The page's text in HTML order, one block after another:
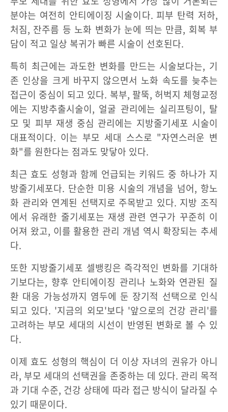
분야는 여전히 안티에이징 시술이다. 피부 탄력 저하,
처짐, 잔주름 등 노화 변화가 눈에 띄는 만큼, 회복 부
담이 적고 일상 복귀가 빠른 시술이 선호된다.
특히 최근에는 과도한 변화를 만드는 시술보다는, 기
존 인상을 크게 바꾸지 않으면서 노화 속도를 늦추는
접근이 중심이 되고 있다. 복부, 팔뚝, 허벅지 체형교정
에는 지방추출시술이, 얼굴 관리에는 실리프팅이, 탈
모 및 피부 재생 중심 관리에는 지방줄기세포 시술이
대표적이다. 이는 부모 세대 스스로 "자연스러운 변
화"를 원한다는 점과도 맞닿아 있다.
최근 효도 성형과 함께 언급되는 키워드 중 하나가 지
방줄기세포다. 단순한 미용 시술의 개념을 넘어, 항노
화 관리와 연계된 선택지로 주목받고 있다. 지방 조직
에서 유래한 줄기세포는 재생 관련 연구가 꾸준히 이
어져 왔고, 이를 활용한 관리 개념 역시 확장되는 추세
다.
또한 지방줄기세포 셀뱅킹은 즉각적인 변화를 기대하
기보다는, 향후 안티에이징 관리나 노화와 연관된 질
환 대응 가능성까지 염두에 둔 장기적 선택으로 인식
되고 있다. '지금의 외모'보다 '앞으로의 건강 관리'를
고려하는 부모 세대의 시선이 반영된 변화로 볼 수 있
다.
이제 효도 성형의 핵심이 더 이상 자녀의 권유가 아니
라, 부모 세대의 선택권을 존중하는 데 있다. 관리 목적
과 기대 수준, 건강 상태에 따라 접근 방식이 달라질 수
있기 때문이다.